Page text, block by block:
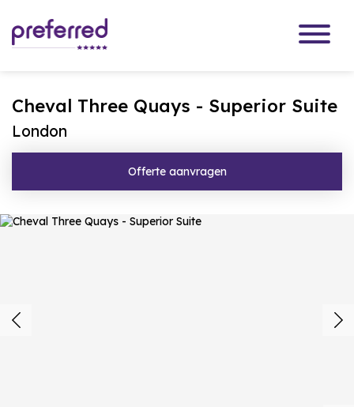
Cheval Three Quays - Superior Suite
London
Offerte aanvragen